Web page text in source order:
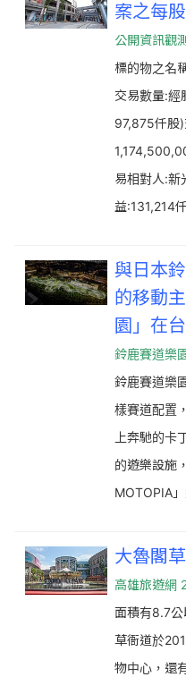
案之每
公開資訊觀
標的物之名
交易數量:經
97,875仟股
易相對人:新
益:131,214
與日本
的移動
園」在
鈴鹿賽道樂
鈴鹿賽道樂
樣賽道配置
上奔馳的卡
的遊樂設施
MOTOPIA
大魯閣
高雄旅遊網
面積有8.7
草衙道於
物中心，還